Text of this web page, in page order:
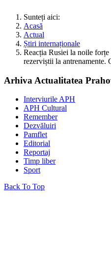
Sunteți aici:
Acasă
Actual
Știri internaționale
Reacția Rusiei la noile
rezerviștii la antrenamente.
Arhiva Actualitatea
Interviurile APH
APH Cultural
Remember
Dezvăluiri
Pamflet
Editorial
Reportaj
Timp liber
Sport
Back To Top